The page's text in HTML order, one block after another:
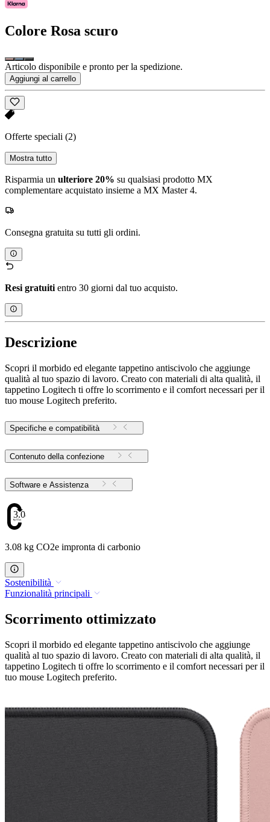
Colore Rosa scuro
Articolo disponibile e pronto per la spedizione.
Aggiungi al carrello
Offerte speciali (2)
Mostra tutto
Risparmia un ulteriore 20% su qualsiasi prodotto MX
complementare acquistato insieme a MX Master 4.
Consegna gratuita su tutti gli ordini.
Resi gratuiti entro 30 giorni dal tuo acquisto.
Descrizione
Scopri il morbido ed elegante tappetino antiscivolo che aggiunge
qualità al tuo spazio di lavoro. Creato con materiali di alta qualità, il
tappetino Logitech ti offre lo scorrimento e il comfort necessari per il
tuo mouse Logitech preferito.
Specifiche e compatibilità
Contenuto della confezione
Software e Assistenza
3.08
3.08 kg CO2e impronta di carbonio
Sostenibilità
Funzionalità principali
Scorrimento ottimizzato
Scopri il morbido ed elegante tappetino antiscivolo che aggiunge
qualità al tuo spazio di lavoro. Creato con materiali di alta qualità, il
tappetino Logitech ti offre lo scorrimento e il comfort necessari per il
tuo mouse Logitech preferito.